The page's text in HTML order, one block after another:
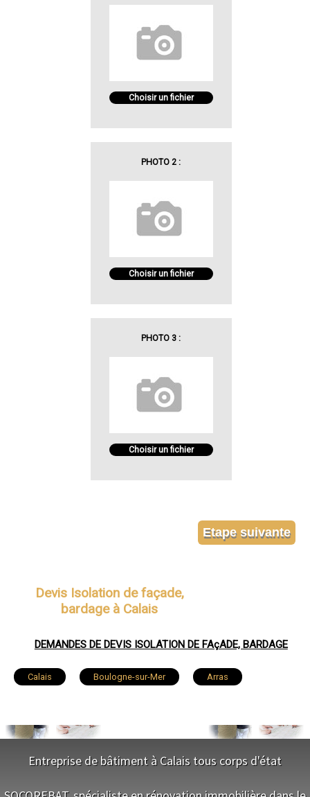
Choisir un fichier
PHOTO 2 :
Choisir un fichier
PHOTO 3 :
Choisir un fichier
Devis Isolation de façade,
bardage à Calais
DEMANDES DE DEVIS ISOLATION DE FAçADE, BARDAGE
Calais Boulogne-sur-Mer Arras
Hénin-Beaumont Bruay-la-Buissière Avion
Entreprise de bâtiment à Calais tous corps d'état